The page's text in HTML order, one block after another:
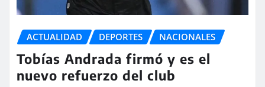
ACTUALIDAD DEPORTES NACIONALES
Tobías Andrada firmó y es el
nuevo refuerzo del club